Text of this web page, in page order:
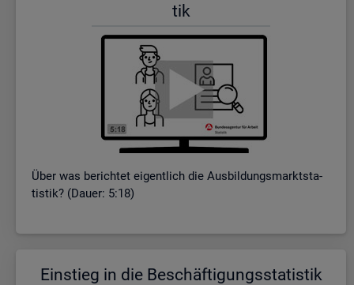
tik
Über was be­rich­tet ei­gent­lich die Aus­bil­dungs­markt­sta­
tis­tik? (Dauer: 5:18)
Ein­stieg in die Be­schäf­ti­gungs­sta­tis­tik